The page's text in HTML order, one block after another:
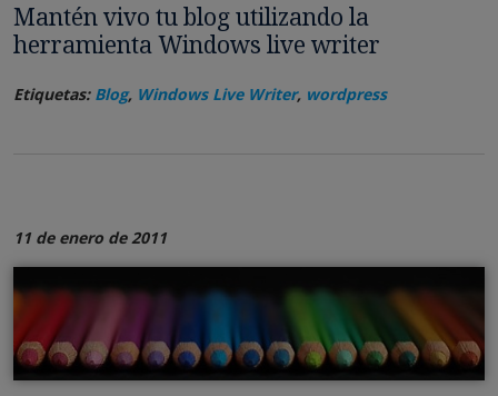
Mantén vivo tu blog utilizando la
herramienta Windows live writer
Etiquetas: Blog, Windows Live Writer, wordpress
11 de enero de 2011